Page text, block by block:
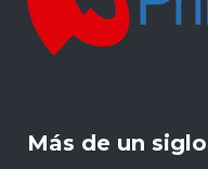
Más de un